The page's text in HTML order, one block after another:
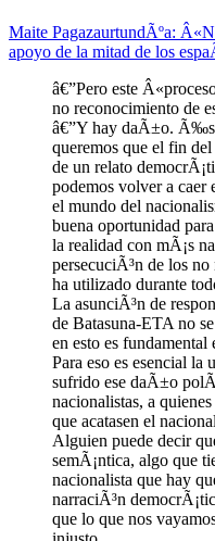
Maite PagazaurtundÃºa:
apoyo de la mitad de los
â€”Pero este
no reconocimiento de
â€”Y hay daÃ±o.
queremos que el fin
de un relato
podemos volver a caer
el mundo del
buena oportunidad
la realidad con mÃ¡s
persecuciÃ³n de los
ha utilizado durante
La asunciÃ³n de
de Batasuna-ETA no
en esto es
Para eso es esencial
sufrido ese daÃ±o
nacionalistas, a
que acatasen el
Alguien puede decir
semÃ¡ntica, algo que
nacionalista que hay
narraciÃ³n
que lo que nos